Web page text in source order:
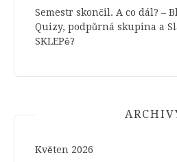
Semestr skončil. A co dál? –
Quizy, podpůrná skupina a
SKLEPě?
Květen 2026